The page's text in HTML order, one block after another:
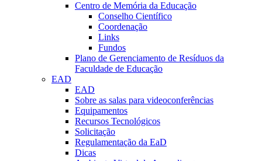
Centro de Memória da Educação
Conselho Científico
Coordenação
Links
Fundos
Plano de Gerenciamento de Resíduos da
Faculdade de Educação
EAD
EAD
Sobre as salas para videoconferências
Equipamentos
Recursos Tecnológicos
Solicitação
Regulamentação da EaD
Dicas